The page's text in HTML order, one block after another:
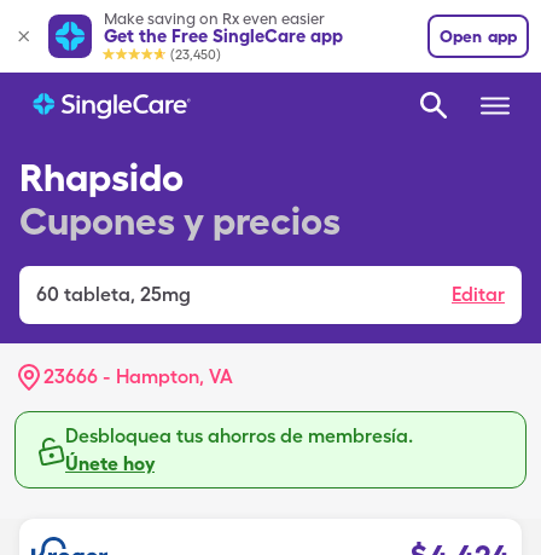
Make saving on Rx even easier
Get the Free SingleCare app
(23,450)
Open app
Rhapsido
Cupones y precios
60 tableta, 25mg Editar
23666 - Hampton, VA
Desbloquea tus ahorros de membresía.
Únete hoy